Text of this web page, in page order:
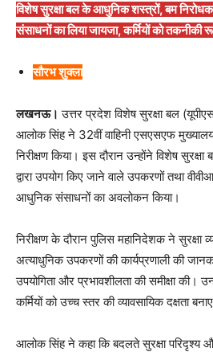
विशेष सुरक्षा बल के आधुनिक शस्त्रों, बम निरोधक
संसाधनों का लिया जायजा, कर्मियों को
सौरभ शुक्ला
लखनऊ। उत्तर प्रदेश विशेष सुरक्षा बल
आलोक सिंह ने 32वीं वाहिनी एसएसएफ
निरीक्षण किया। इस दौरान उन्होंने विशेष
द्वारा उपयोग किए जाने वाले उपकरणों तथा
आधुनिक संसाधनों का अवलोकन किया।
निरीक्षण के दौरान पुलिस महानिदेशक ने सुरक्षा
अत्याधुनिक उपकरणों की कार्यप्रणाली की
उपयोगिता और प्रभावशीलता की समीक्षा की।
कर्मियों को उच्च स्तर की व्यावसायिक दक्षता
आलोक सिंह ने कहा कि बदलते सुरक्षा परिदृश्य